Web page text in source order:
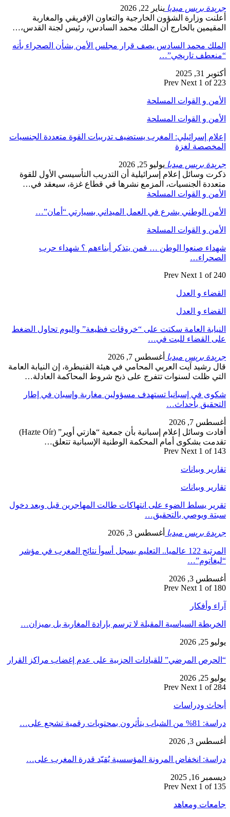
جريدة بريس ميديا يناير 22, 2026
أعلنت وزارة الشؤون الخارجية والتعاون الإفريقي والمغاربة
المقيمين بالخارج أن الملك محمد السادس، رئيس لجنة القدس،…
الملك محمد السادس يصف قرار مجلس الأمن بشأن الصحراء بأنه
“منعطف تاريخي”…
أكتوبر 31, 2025
Prev Next 1 of 223
الأمن و القوات المسلحة
الأمن و القوات المسلحة
إعلام إسرائيلي: المغرب يستضيف تدريبات القوة متعددة الجنسيات
المخصصة لغزة
جريدة بريس ميديا يوليو 25, 2026
ذكرت وسائل إعلام إسرائيلية أن التدريب التأسيسي الأول للقوة
متعددة الجنسيات، المزمع نشرها في قطاع غزة، سيعقد في…
الأمن و القوات المسلحة
الأمن الوطني يشرع في العمل الميداني بسيارتي “أمان”…
الأمن و القوات المسلحة
شهداء صنعوا الوطن … فمن يتذكر أبناءهم ؟ شهداء حرب
الصحراء…
Prev Next 1 of 240
القضاء و العدل
القضاء و العدل
النيابة العامة سكتت على “خروقات فظيعة” واليوم تحاول الضغط
على القضاء للبت في…
جريدة بريس ميديا أغسطس 7, 2026
قال رشيد آيت العربي المحامي في هيئة القنيطرة، إن النيابة العامة
التي ظلت لسنوات تتفرج على ذبح شروط المحاكمة العادلة…
شكوى في إسبانيا تستهدف مسؤولين مغاربة وإسبان في إطار
التحقيق بأحداث…
أغسطس 7, 2026
أفادت وسائل إعلام إسبانية بأن جمعية “هازتي أوير” (Hazte Oír)
تقدمت بشكوى أمام المحكمة الوطنية الإسبانية تتعلق…
Prev Next 1 of 143
تقارير وبيانات
تقارير وبيانات
تقرير يسلط الضوء على انتهاكات طالت المهاجرين قبل وبعد دخول
سبتة ويوصي بالتحقيق…
جريدة بريس ميديا أغسطس 3, 2026
المرتبة 122 عالميا.. التعليم يسجل أسوأ نتائج المغرب في مؤشر
“ليغاتوم”…
أغسطس 3, 2026
Prev Next 1 of 180
آراء وأفكار
الخريطة السياسية المقبلة لا ترسم بإرادة المغاربة بل بميزان…
يوليو 25, 2026
“الحرص المرضي” للقيادات الحزبية على عدم إغضاب مراكز القرار
يوليو 25, 2026
Prev Next 1 of 284
أبحاث ودراسات
دراسة: 81% من الشباب يتأثرون بمحتويات رقمية تشجع على…
أغسطس 3, 2026
دراسة: انخفاض المرونة المؤسسية يُقيّد قدرة المغرب على…
ديسمبر 16, 2025
Prev Next 1 of 135
جامعات ومعاهد